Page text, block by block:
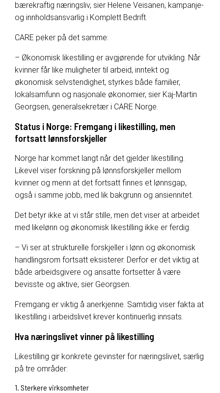
bærekraftig næringsliv, sier Helene Veisanen, kampanje-
og innholdsansvarlig i Komplett Bedrift.
CARE peker på det samme:
– Økonomisk likestilling er avgjørende for utvikling. Når
kvinner får like muligheter til arbeid, inntekt og
økonomisk selvstendighet, styrkes både familier,
lokalsamfunn og nasjonale økonomier, sier Kaj-Martin
Georgsen, generalsekretær i CARE Norge.
Status i Norge: Fremgang i likestilling, men
fortsatt lønnsforskjeller
Norge har kommet langt når det gjelder likestilling.
Likevel viser forskning på lønnsforskjeller mellom
kvinner og menn at det fortsatt finnes et lønnsgap,
også i samme jobb, med lik bakgrunn og ansiennitet.
Det betyr ikke at vi står stille, men det viser at arbeidet
med likelønn og økonomisk likestilling ikke er ferdig.
– Vi ser at strukturelle forskjeller i lønn og økonomisk
handlingsrom fortsatt eksisterer. Derfor er det viktig at
både arbeidsgivere og ansatte fortsetter å være
bevisste og aktive, sier Georgsen.
Fremgang er viktig å anerkjenne. Samtidig viser fakta at
likestilling i arbeidslivet krever kontinuerlig innsats.
Hva næringslivet vinner på likestilling
Likestilling gir konkrete gevinster for næringslivet, særlig
på tre områder:
1. Sterkere virksomheter